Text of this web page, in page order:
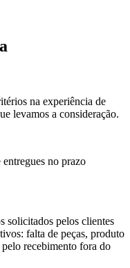
na experiência de
levamos a consideração.
no prazo
solicitados pelos clientes
falta de peças, produto
recebimento fora do